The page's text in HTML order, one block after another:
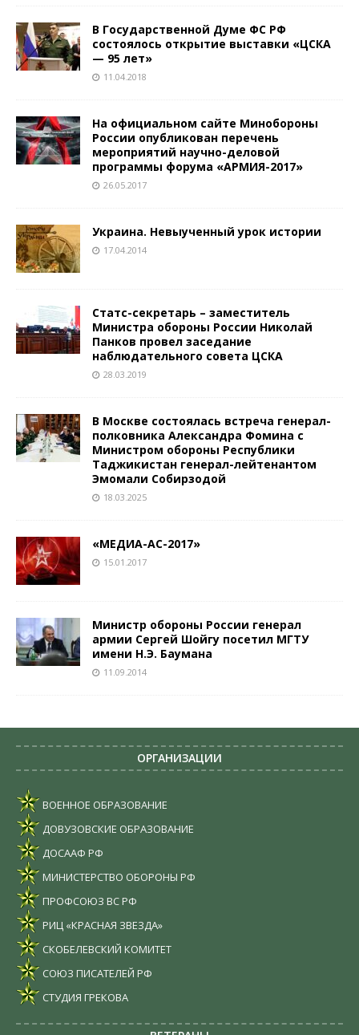
В Государственной Думе ФС РФ
состоялось открытие выставки «ЦСКА
— 95 лет»
11.04.2018
На официальном сайте Минобороны
России опубликован перечень
мероприятий научно-деловой
программы форума «АРМИЯ-2017»
26.05.2017
Украина. Невыученный урок истории
17.04.2014
Статс-секретарь – заместитель
Министра обороны России Николай
Панков провел заседание
наблюдательного совета ЦСКА
28.03.2019
В Москве состоялась встреча генерал-
полковника Александра Фомина с
Министром обороны Республики
Таджикистан генерал-лейтенантом
Эмомали Собирзодой
18.03.2025
«МЕДИА-АС-2017»
15.01.2017
Министр обороны России генерал
армии Сергей Шойгу посетил МГТУ
имени Н.Э. Баумана
11.09.2014
ОРГАНИЗАЦИИ
ВОЕННОЕ ОБРАЗОВАНИЕ
ДОВУЗОВСКИЕ ОБРАЗОВАНИЕ
ДОСААФ РФ
МИНИСТЕРСТВО ОБОРОНЫ РФ
ПРОФСОЮЗ ВС РФ
РИЦ «КРАСНАЯ ЗВЕЗДА»
СКОБЕЛЕВСКИЙ КОМИТЕТ
СОЮЗ ПИСАТЕЛЕЙ РФ
СТУДИЯ ГРЕКОВА